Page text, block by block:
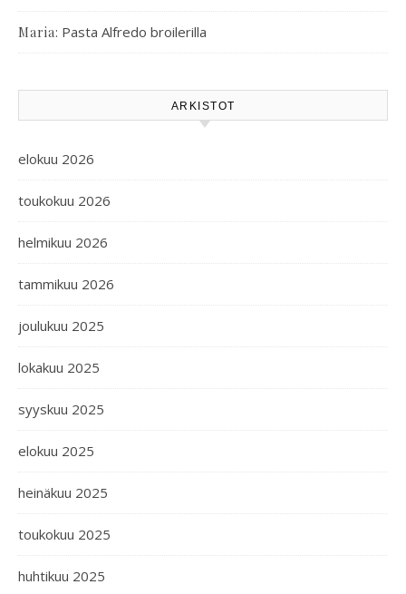
Maria: Pasta Alfredo broilerilla
ARKISTOT
elokuu 2026
toukokuu 2026
helmikuu 2026
tammikuu 2026
joulukuu 2025
lokakuu 2025
syyskuu 2025
elokuu 2025
heinäkuu 2025
toukokuu 2025
huhtikuu 2025